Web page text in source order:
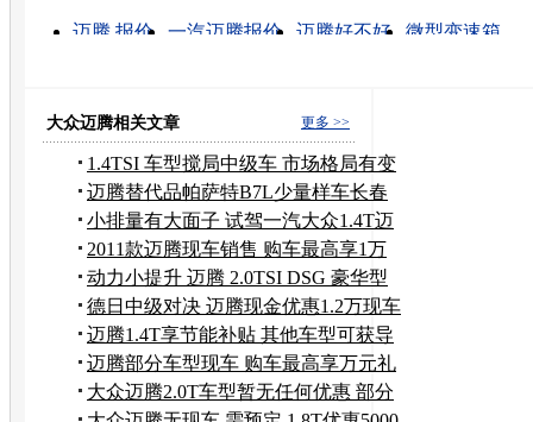
迈腾 报价 一汽迈腾报价 迈腾好不好
微型变速箱
更多 >>
大众迈腾相关文章
1.4TSI 车型搅局中级车 市场格局有变
化
迈腾替代品帕萨特B7L少量样车长春
开产
小排量有大面子 试驾一汽大众1.4T迈
腾
2011款迈腾现车销售 购车最高享1万
优惠
动力小提升 迈腾 2.0TSI DSG 豪华型
德日中级对决 迈腾现金优惠1.2万现车
足
迈腾1.4T享节能补贴 其他车型可获导
航
迈腾部分车型现车 购车最高享万元礼
包
大众迈腾2.0T车型暂无任何优惠 部分